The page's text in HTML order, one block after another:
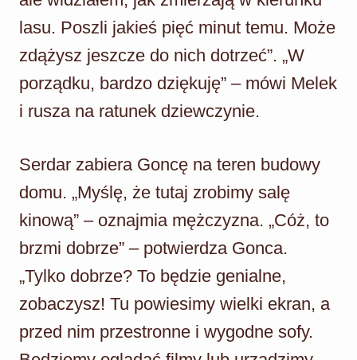
lasu. Poszli jakieś pięć minut temu. Może
zdążysz jeszcze do nich dotrzeć”. „W
porządku, bardzo dziękuję” – mówi Melek
i rusza na ratunek dziewczynie.
Serdar zabiera Goncę na teren budowy
domu. „Myślę, że tutaj zrobimy salę
kinową” – oznajmia mężczyzna. „Cóż, to
brzmi dobrze” – potwierdza Gonca.
„Tylko dobrze? To będzie genialne,
zobaczysz! Tu powiesimy wielki ekran, a
przed nim przestronne i wygodne sofy.